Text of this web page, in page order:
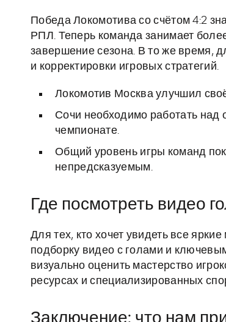
Победа Локомотива со счётом 4:2
РПЛ. Теперь команда занимает
завершение сезона. В то же время,
и корректировки игровых стратегий.
Локомотив Москва улучшил
Сочи необходимо работать над
чемпионате.
Общий уровень игры команд
непредсказуемым.
Где посмотреть видео
Для тех, кто хочет увидеть все
подборку видео с голами и
визуально оценить мастерство
ресурсах и специализированных